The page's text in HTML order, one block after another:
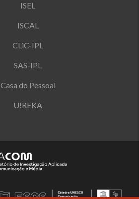
ISEL
ISCAL
CLiC-IPL
SAS-IPL
Casa do Pessoal
U!REKA